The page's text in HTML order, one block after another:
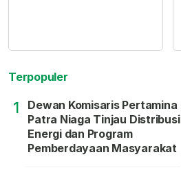
Terpopuler
1
Dewan Komisaris Pertamina
Patra Niaga Tinjau Distribusi
Energi dan Program
Pemberdayaan Masyarakat